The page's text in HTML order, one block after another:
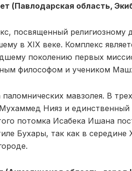
(Павлодарская область,
посвященный религиозному
в ХІХ веке. Комплекс
поколению первых
философом и учеником
мавзолея. В
Нияз и
потомка Исабека Ишана
Бухары, так как в